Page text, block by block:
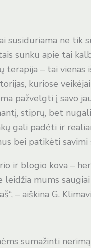
susiduriama ne tik
sunku apie tai
terapija – tai
kuriose
pažvelgti į savo
stiprų, bet
gali padėti ir
bei patikėti savimi
ir blogio kova –
leidžia mums
– aiškina G.
sumažinti